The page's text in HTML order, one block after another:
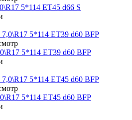
5*114 ET45 d66 S
5*114 ET39 d60 BFP
5*114 ET45 d60 BFP